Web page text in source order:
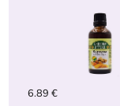
6.89 €